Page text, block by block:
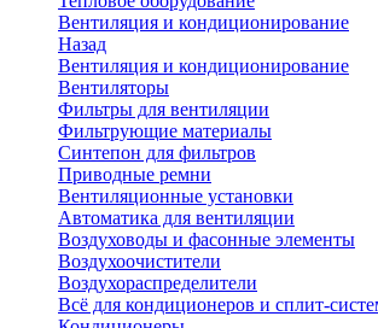
Вентиляция и кондиционирование
Назад
Вентиляция и кондиционирование
Вентиляторы
Фильтры для вентиляции
Фильтрующие материалы
Синтепон для фильтров
Приводные ремни
Вентиляционные установки
Автоматика для вентиляции
Воздуховоды и фасонные элементы
Воздухоочистители
Воздухораспределители
Всё для кондиционеров и сплит-